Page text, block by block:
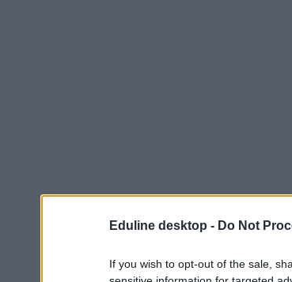
Eduline desktop - Do Not
If you wish to opt-out of the sale,